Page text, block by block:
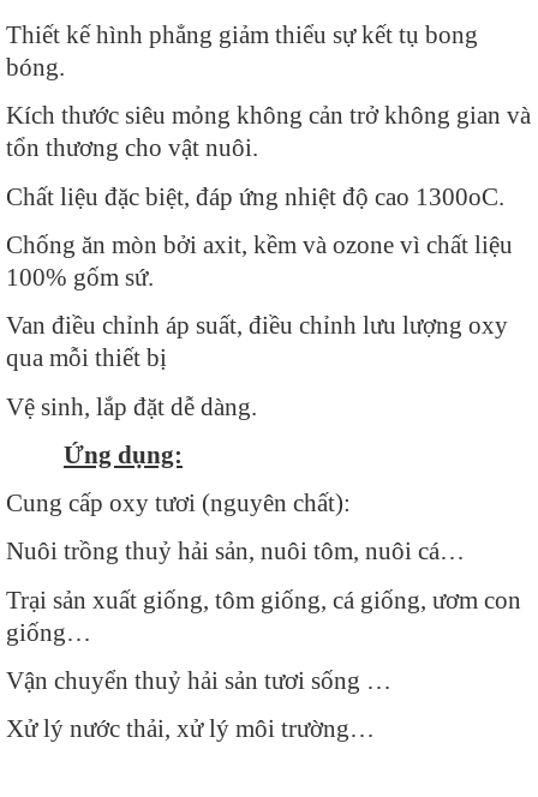
Thiết kế hình phẳng giảm thiểu sự kết tụ bong
bóng.
Kích thước siêu mỏng không cản trở không gian và
tổn thương cho vật nuôi.
Chất liệu đặc biệt, đáp ứng nhiệt độ cao 1300oC.
Chống ăn mòn bởi axit, kềm và ozone vì chất liệu
100% gốm sứ.
Van điều chỉnh áp suất, điều chỉnh lưu lượng oxy
qua mỗi thiết bị
Vệ sinh, lắp đặt dễ dàng.
Ứng dụng:
Cung cấp oxy tươi (nguyên chất):
Nuôi trồng thuỷ hải sản, nuôi tôm, nuôi cá…
Trại sản xuất giống, tôm giống, cá giống, ươm con
giống…
Vận chuyển thuỷ hải sản tươi sống …
Xử lý nước thải, xử lý môi trường…